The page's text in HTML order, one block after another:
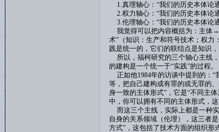
1. 真理轴心：“我们的历史本体论
2. 权力轴心：“我们的历史本体论
3. 伦理轴心：“我们的历史本体论
我觉得可以把内容概括为：主体→
术”（知识：生产和符号技术；权
践是统一的，它们的联结点是知识
所以，福柯研究的三个轴心主线
的建构是一个统一于“实践”的过程。
正如他1984年的访谈中提到的：
等，把自己建构成有罪的或无罪的
身一致的主体形式”，它是“不同主
中，你可以拥有不同的主体形式，
而这三个主线，实际上都是一种
自身的关系领域（伦理），这三者
方式”，这包括了技术方面的组织形